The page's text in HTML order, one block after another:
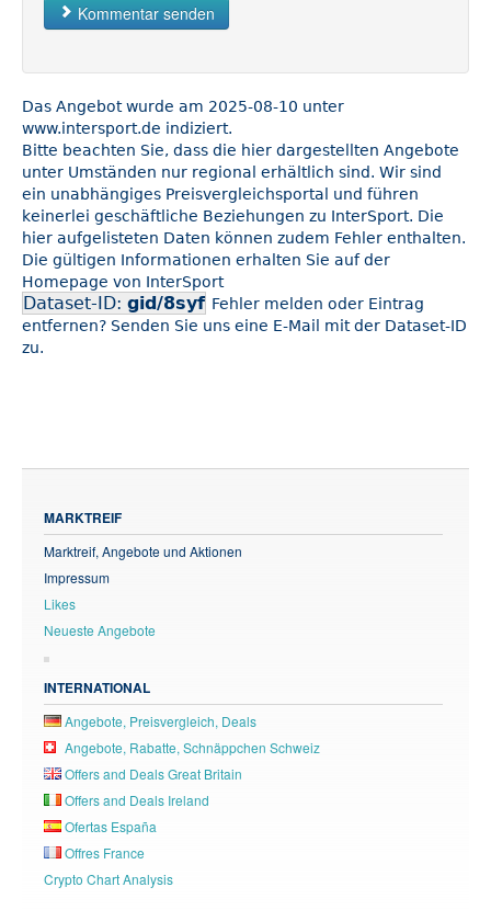
Kommentar senden
Das Angebot wurde am 2025-08-10 unter
www.intersport.de indiziert.
Bitte beachten Sie, dass die hier dargestellten Angebote
unter Umständen nur regional erhältlich sind. Wir sind
ein unabhängiges Preisvergleichsportal und führen
keinerlei geschäftliche Beziehungen zu InterSport. Die
hier aufgelisteten Daten können zudem Fehler enthalten.
Die gültigen Informationen erhalten Sie auf der
Homepage von InterSport
Dataset-ID: gid/8syf Fehler melden oder Eintrag
entfernen? Senden Sie uns eine E-Mail mit der Dataset-ID
zu.
MARKTREIF
Marktreif, Angebote und Aktionen
Impressum
Likes
Neueste Angebote
INTERNATIONAL
Angebote, Preisvergleich, Deals
Angebote, Rabatte, Schnäppchen Schweiz
Offers and Deals Great Britain
Offers and Deals Ireland
Ofertas España
Offres France
Crypto Chart Analysis